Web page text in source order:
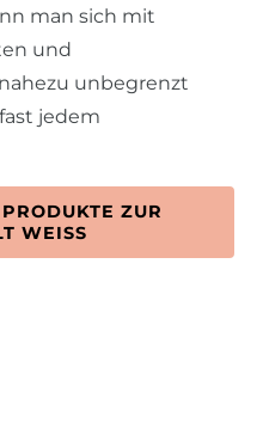
man sich mit
und
unbegrenzt
jedem
ZUR
WEISS